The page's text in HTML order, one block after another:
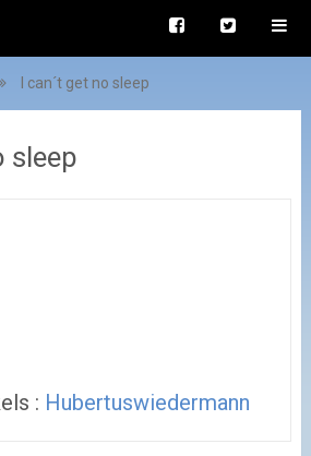
I can´t get no sleep
sleep
: Hubertuswiedermann